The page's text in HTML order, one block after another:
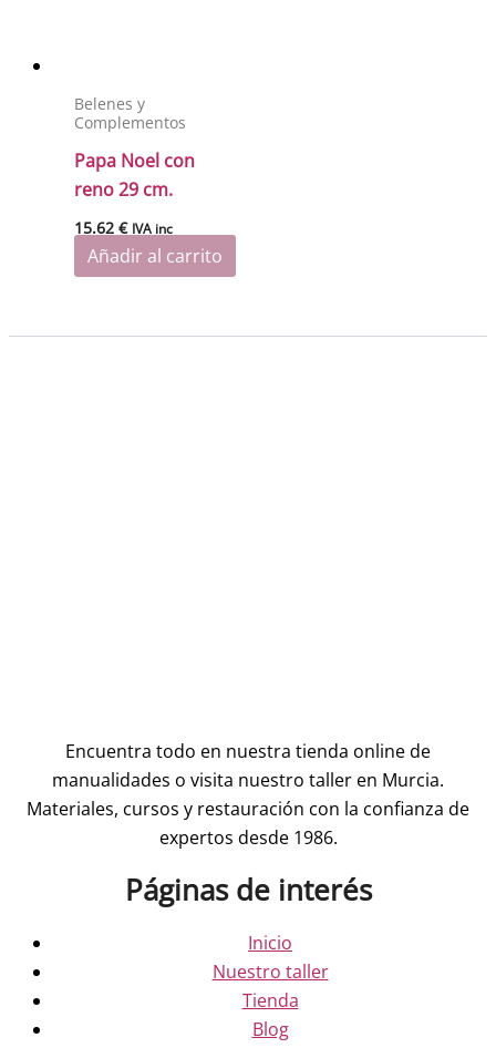
Belenes y
Complementos
Papa Noel con
reno 29 cm.
15.62€ IVA inc
Añadir al carrito
Encuentra todo en nuestra tienda online de
manualidades o visita nuestro taller en Murcia.
Materiales, cursos y restauración con la confianza de
expertos desde 1986.
Páginas de interés
Inicio
Nuestro taller
Tienda
Blog